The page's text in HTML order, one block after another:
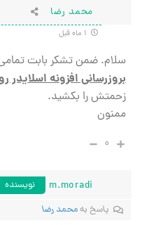
محمد رضا
سلام. ضمن تشکر بابت
بروزرسانی افزونهاسلایدر
زحمتش را بکشید.
ممنون
۰
m.moradi
نویسنده
پاسخ بهمحمد رضا